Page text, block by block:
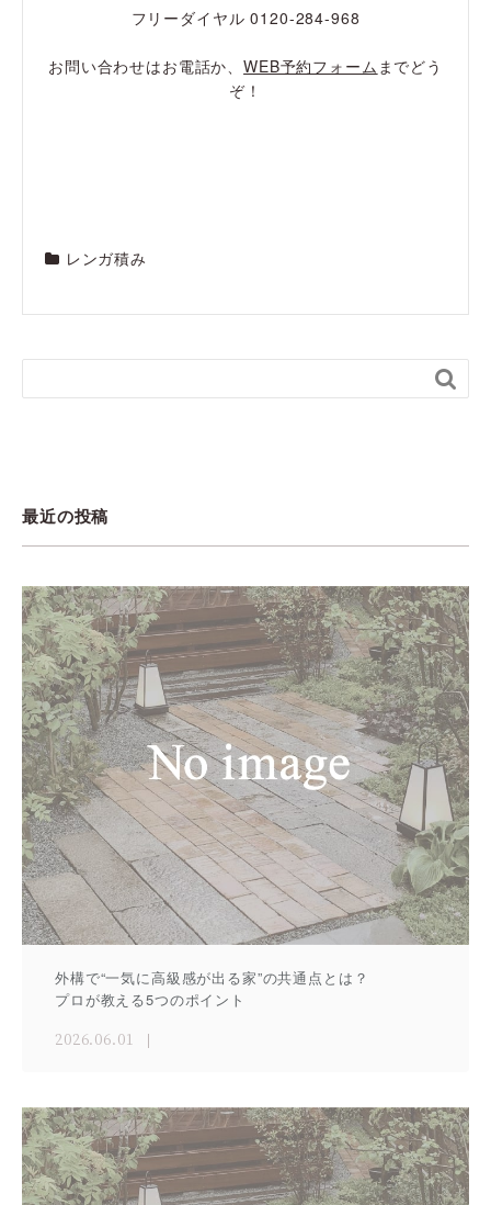
フリーダイヤル 0120-284-968
お問い合わせはお電話か、WEB予約フォーム までどう
ぞ！
レンガ積み

最近の投稿
外構で“一気に高級感が出る家”の共通点とは？
プロが教える5つのポイント
2026.06.01